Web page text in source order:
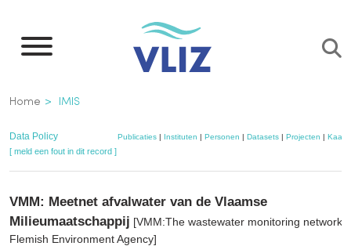
naar
inhoud
gaan
Kruimelpad
Home IMIS
Data Policy Publicaties| Instituten | Personen | Datasets| Projecten |
[ meld een fout in dit record ]
VMM: Meetnet afvalwater van de Vlaamse
Milieumaatschappij [VMM:The wastewater monitoring network
Flemish Environment Agency]